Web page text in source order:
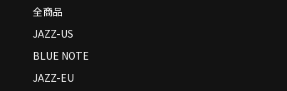
全商品
JAZZ-US
BLUE NOTE
JAZZ-EU